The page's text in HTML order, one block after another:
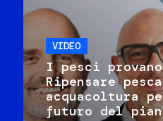
VIDEO
I pesci
Ripensare
acquacoltura
futuro del